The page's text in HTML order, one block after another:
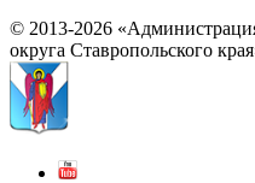
© 2013-2026
округа Ставропольского